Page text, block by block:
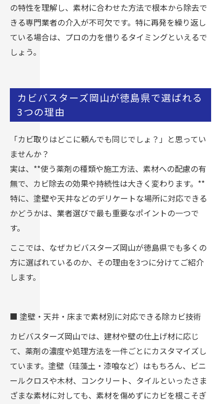
の特性を理解し、素材に合わせた方法で根本から除去で
きる専門業者の介入が不可欠です。特に再発を繰り返し
ている場合は、プロの力を借りるタイミングといえるで
しょう。
カビバスターズ岡山が徳島県で選ばれる
3つの理由
「カビ取りはどこに頼んでも同じでしょ？」と思ってい
ませんか？
実は、**使う薬剤の種類や施工方法、素材への配慮の有
無で、カビ除去の効果や持続性は大きく変わります。**
特に、塗壁や天井などのデリケートな場所に対応できる
かどうかは、業者選びで最も重要なポイントの一つで
す。
ここでは、なぜカビバスターズ岡山が徳島県でも多くの
方に選ばれているのか、その理由を3つに分けてご紹介
します。
■ 塗壁・天井・床まで素材別に対応できる除カビ技術
カビバスターズ岡山では、建材や壁の仕上げ材に応じ
て、薬剤の濃度や処理方法を一件ごとにカスタマイズし
ています。塗壁（珪藻土・漆喰など）はもちろん、ビニ
ールクロスや木材、コンクリート、タイルといったさま
ざまな素材に対しても、素材を傷めずにカビを根こそぎ